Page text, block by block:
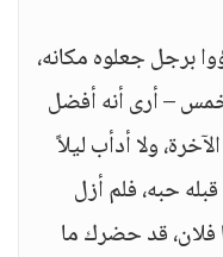
برجل جعلوه مكانه،
– أرى أنه أفضل
ولا أدأب ليلاً
حبه، فلم أزل
فلان، قد حضرك ما